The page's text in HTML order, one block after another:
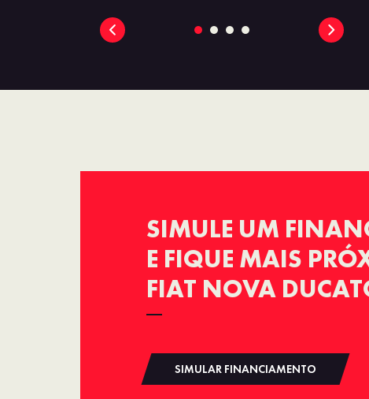
SIMULE UM
E FIQUE MAIS
FIAT NOVA
SIMULAR FINANCIAMENTO